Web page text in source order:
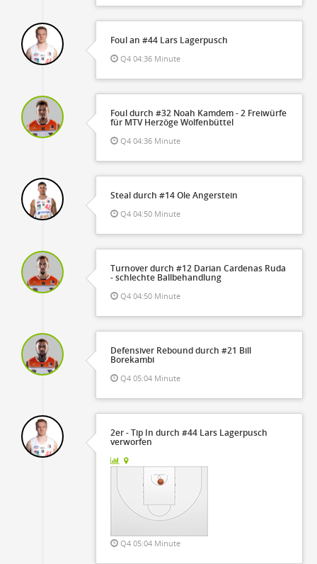
Foul an #44 Lars Lagerpusch
Q4 04:36 Minute
Foul durch #32 Noah Kamdem - 2 Freiwürfe
für MTV Herzöge Wolfenbüttel
Q4 04:36 Minute
Steal durch #14 Ole Angerstein
Q4 04:50 Minute
Turnover durch #12 Darian Cardenas Ruda
- schlechte Ballbehandlung
Q4 04:50 Minute
Defensiver Rebound durch #21 Bill
Borekambi
Q4 05:04 Minute
2er - Tip In durch #44 Lars Lagerpusch
verworfen
Q4 05:04 Minute